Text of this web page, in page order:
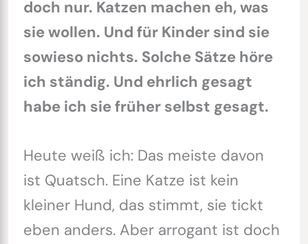
doch nur. Katzen machen eh, was
sie wollen. Und für Kinder sind sie
sowieso nichts. Solche Sätze höre
ich ständig. Und ehrlich gesagt
habe ich sie früher selbst gesagt.
Heute weiß ich: Das meiste davon
ist Quatsch. Eine Katze ist kein
kleiner Hund, das stimmt, sie tickt
eben anders. Aber arrogant ist doch